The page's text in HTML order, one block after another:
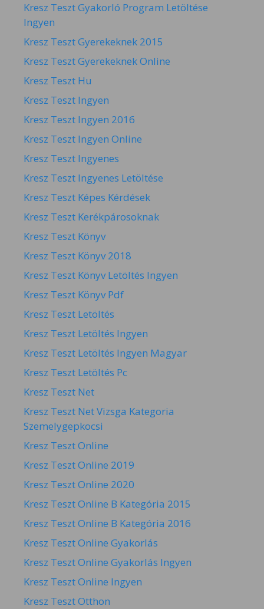
Kresz Teszt Gyakorló Program Letöltése
Ingyen
Kresz Teszt Gyerekeknek 2015
Kresz Teszt Gyerekeknek Online
Kresz Teszt Hu
Kresz Teszt Ingyen
Kresz Teszt Ingyen 2016
Kresz Teszt Ingyen Online
Kresz Teszt Ingyenes
Kresz Teszt Ingyenes Letöltése
Kresz Teszt Képes Kérdések
Kresz Teszt Kerékpárosoknak
Kresz Teszt Könyv
Kresz Teszt Könyv 2018
Kresz Teszt Könyv Letöltés Ingyen
Kresz Teszt Könyv Pdf
Kresz Teszt Letöltés
Kresz Teszt Letöltés Ingyen
Kresz Teszt Letöltés Ingyen Magyar
Kresz Teszt Letöltés Pc
Kresz Teszt Net
Kresz Teszt Net Vizsga Kategoria
Szemelygepkocsi
Kresz Teszt Online
Kresz Teszt Online 2019
Kresz Teszt Online 2020
Kresz Teszt Online B Kategória 2015
Kresz Teszt Online B Kategória 2016
Kresz Teszt Online Gyakorlás
Kresz Teszt Online Gyakorlás Ingyen
Kresz Teszt Online Ingyen
Kresz Teszt Otthon